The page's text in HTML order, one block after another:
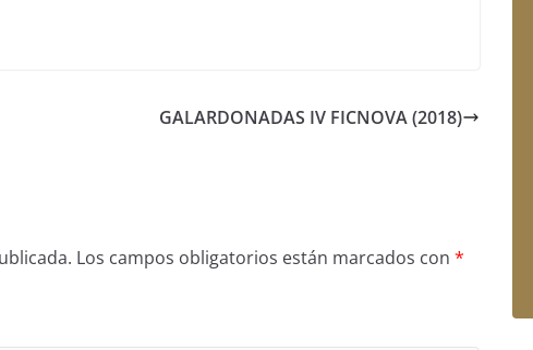
GALARDONADAS IV FICNOVA (2018)
Los campos obligatorios están marcados con *